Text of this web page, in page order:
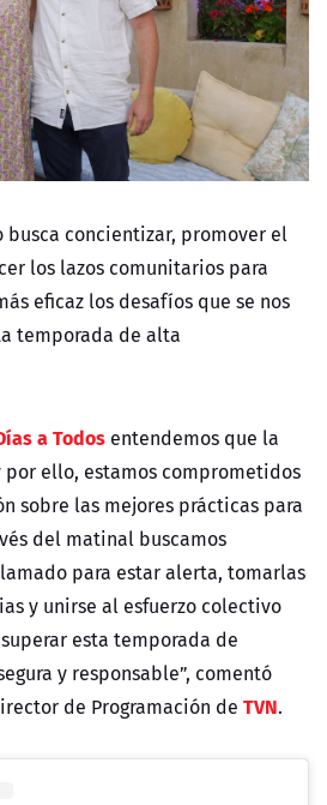
busca concientizar, promover el
los lazos comunitarios para
eficaz los desafíos que se nos
temporada de alta
a Todos entendemos que la
por ello, estamos comprometidos
sobre las mejores prácticas para
del matinal buscamos
para estar alerta, tomarlas
y unirse al esfuerzo colectivo
esta temporada de
y responsable”, comentó
de Programación de TVN.